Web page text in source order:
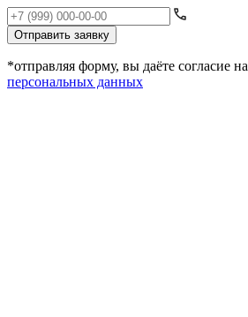
Отправить заявку
*отправляя форму, вы даёте согласие на
персональных данных